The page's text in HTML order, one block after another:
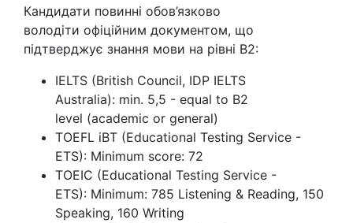
Кандидати повинні обов’язково
володіти офіційним документом, що
підтверджує знання мови на рівні B2:
IELTS (British Council, IDP IELTS
Australia): min. 5,5 - equal to B2
level (academic or general)
TOEFL iBT (Educational Testing Service -
ETS): Minimum score: 72
TOEIC (Educational Testing Service -
ETS): Minimum: 785 Listening & Reading, 150
Speaking, 160 Writing